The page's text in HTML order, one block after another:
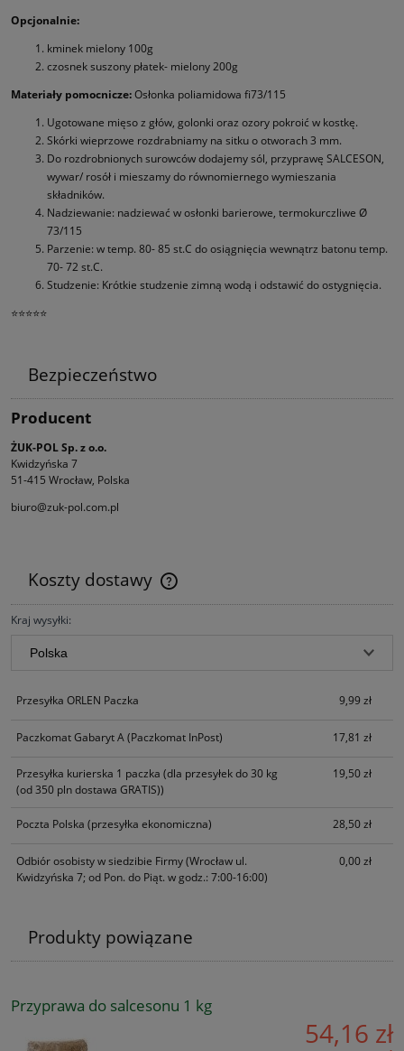
Opcjonalnie:
kminek mielony 100g
czosnek suszony płatek- mielony 200g
Materiały pomocnicze:Osłonka poliamidowa fi73/115
Ugotowane mięso z głów, golonki oraz ozory pokroić w kostkę.
Skórki wieprzowe rozdrabniamy na sitku o otworach 3 mm.
Do rozdrobnionych surowców dodajemy sól, przyprawę SALCESON,
wywar/ rosół i mieszamy do równomiernego wymieszania
składników.
Nadziewanie: nadziewać w osłonki barierowe, termokurczliwe Ø
73/115
Parzenie: w temp. 80- 85 st.C do osiągnięcia wewnątrz batonu temp.
70- 72 st.C.
Studzenie: Krótkie studzenie zimną wodą i odstawić do ostygnięcia.
⭐⭐⭐⭐⭐
Bezpieczeństwo
Producent
ŻUK-POL Sp. z o.o.
Kwidzyńska 7
51-415 Wrocław, Polska
biuro@zuk-pol.com.pl
Koszty dostawy
Cena nie zawiera ewentualnych kosztów płatności
Kraj wysyłki:
Przesyłka ORLEN Paczka 9,99 zł
Paczkomat Gabaryt A(Paczkomat InPost) 17,81 zł
Przesyłka kurierska 1 paczka (dla przesyłek do 30 kg
(od 350 pln dostawa GRATIS))
19,50 zł
Poczta Polska (przesyłka ekonomiczna) 28,50 zł
Odbiór osobisty w siedzibie Firmy(Wrocław ul.
Kwidzyńska 7; od Pon. do Piąt. w godz.: 7:00-16:00)
0,00 zł
Produkty powiązane
Przyprawa do salcesonu 1 kg
54,16 zł